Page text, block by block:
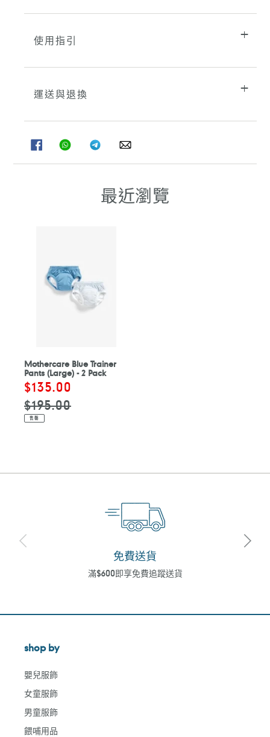
使用指引
運送與退換
FACEBOOK
分
享
WHATSAPPTELEGRAM
分
享
WHATSAPP
最近瀏覽
Mothercare Blue Trainer
Pants (Large) - 2 Pack
售
價
$135.00
$195.00
售罄
免費送貨
滿$600即享免費追蹤送貨
shop by
嬰兒服飾
女童服飾
男童服飾
餵哺用品